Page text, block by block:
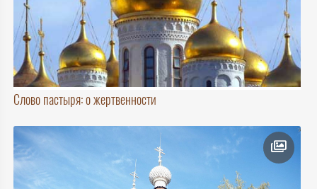
Слово пастыря: о жертвенности